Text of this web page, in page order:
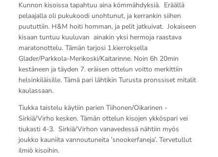
Kunnon kisoissa tapahtuu aina kömmähdyksiä. Eräällä
pelaajalla oli pukukoodi unohtunut, ja kerrankin siihen
puututtiin. H&M hoiti homman, ja pelit jatkuivat. Jokaiseen
kisaan tuntuu kuuluvan ainakin yksi hermoja raastava
maratonottelu. Tämän tarjosi 1.kierroksella
Glader/Parkkola-Merikoski/Kaitarinne. Noin 6h 20min
kestäneen ja täyden 7. eräisen ottelun voitto merkittiin
helsinkiläisille. Tämä pari lähtikin Turusta pronssiset mitalit
kaulassaan.
Tiukka taistelu käytiin parien Tiihonen/Oikarinen -
Sirkiä/Virho kesken. Tämän ottelun kisojen ykköspari vei
tiukasti 4-3. Sirkiä/Virhon vanavedessä nähtiin myös
joukko kauniita vannoutuneita ’snookerfaneja’. Tervetullut
ilmiö kisoihin.